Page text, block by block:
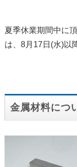
夏季休業期間中に
は、8月17日(水)以
金属材料につ